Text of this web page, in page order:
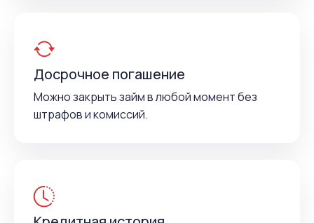
Досрочное погашение
Можно закрыть займ в любой момент без
штрафов и комиссий.